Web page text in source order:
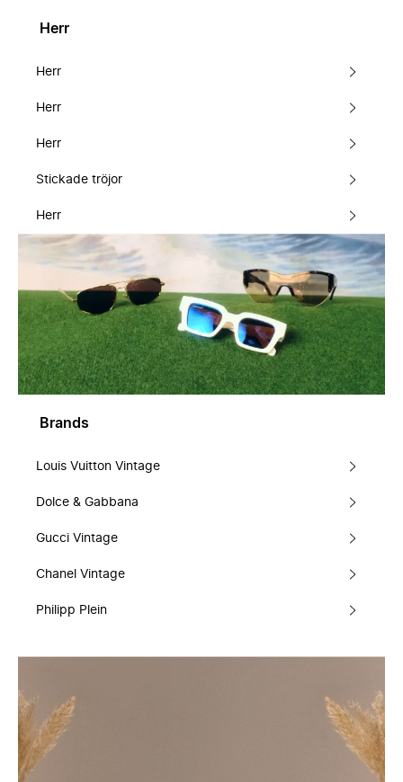
Herr
Herr
Herr
Herr
Stickade tröjor
Herr
Brands
Louis Vuitton Vintage
Dolce & Gabbana
Gucci Vintage
Chanel Vintage
Philipp Plein